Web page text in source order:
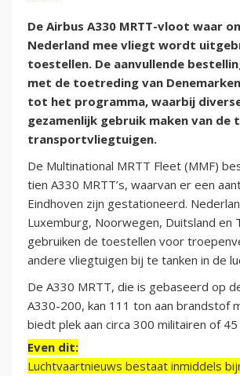
De Airbus A330 MRTT-vloot waar
Nederland mee vliegt wordt
toestellen. De aanvullende
met de toetreding van
tot het programma, waarbij
gezamenlijk gebruik maken van de
transportvliegtuigen.
De Multinational MRTT Fleet (MMF)
tien A330 MRTT’s, waarvan er een
Eindhoven zijn gestationeerd.
Luxemburg, Noorwegen, Duitsland en
gebruiken de toestellen voor
andere vliegtuigen bij te tanken in de
De A330 MRTT, die is gebaseerd op
A330-200, kan 111 ton aan brandstof
biedt plek aan circa 300 militairen of
Even dit:
Luchtvaartnieuws bestaat inmiddels